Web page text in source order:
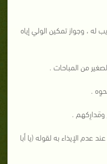
له ، وجواز تمكين الولي إياه
من المباحات .
.
.
عدم الإيذاء به لقوله (يا أبا